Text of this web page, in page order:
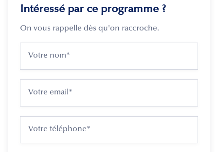
Intéressé par ce programme ?
On vous rappelle dès qu'on raccroche.